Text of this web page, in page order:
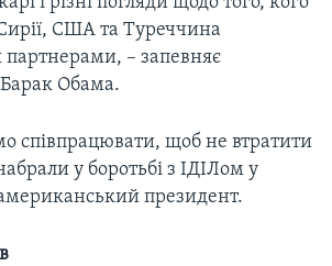
США та Туреччина
– запевняє
Обама.
співпрацювати, щоб не втратити
у боротьбі з ІДІЛом у
американський президент.